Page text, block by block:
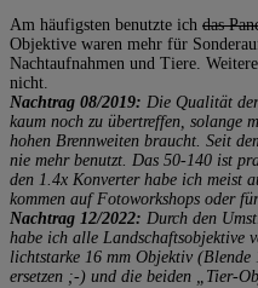
Am häufigsten benutzte ich das
Objektive waren mehr für
Nachtaufnahmen und Tiere.
nicht.
Nachtrag 08/2019: Die Qualität
kaum noch zu übertreffen, solange
hohen Brennweiten braucht. Seit
nie mehr benutzt. Das 50-140 ist
den 1.4x Konverter habe ich meist
kommen auf Fotoworkshops oder
Nachtrag 12/2022: Durch den
habe ich alle Landschaftsobjektive
lichtstarke 16 mm Objektiv
ersetzen ;-) und die beiden „Tier-